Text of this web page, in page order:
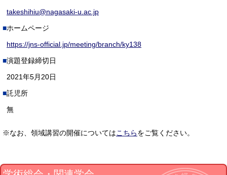
takeshihiu@nagasaki-u.ac.jp
ホームページ
https://jns-official.jp/meeting/branch/ky138
演題登録締切日
2021年5月20日
託児所
無
※なお、領域講習の開催についてはこちらをご覧ください。